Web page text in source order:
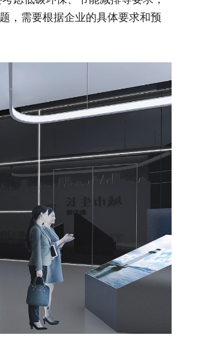
，需要根据企业的具体要求和预